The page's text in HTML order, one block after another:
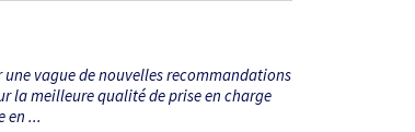
une vague de nouvelles recommandations
la meilleure qualité de prise en charge
en ...